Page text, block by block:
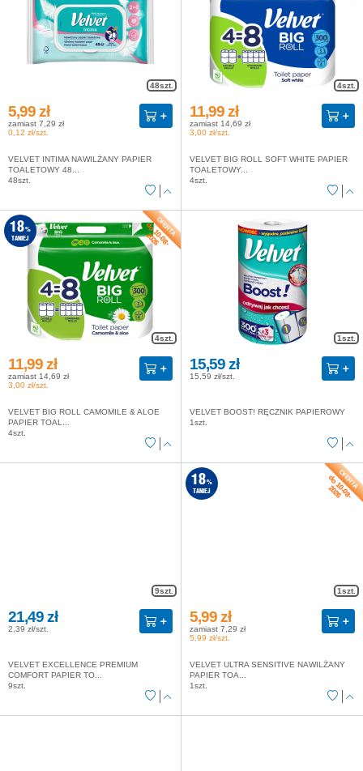
48szt.
5,99 zł
zamiast 7,29 zł
0,12 zł/szt.
VELVET INTIMA NAWILŻANY PAPIER
TOALETOWY 48...
48szt.
4szt.
11,99 zł
zamiast 14,69 zł
3,00 zł/szt.
VELVET BIG ROLL SOFT WHITE PAPIER
TOALETOWY...
4szt.
4szt.
do 10-08-
2026
18%
TANIEJ
11,99 zł
zamiast 14,69 zł
3,00 zł/szt.
VELVET BIG ROLL CAMOMILE & ALOE
PAPIER TOAL...
4szt.
1szt.
15,59 zł
15,59 zł/szt.
VELVET BOOST! RĘCZNIK PAPIEROWY
1szt.
9szt.
21,49 zł
2,39 zł/szt.
VELVET EXCELLENCE PREMIUM
COMFORT PAPIER TO...
9szt.
1szt.
do 10-08-
2026
18%
TANIEJ
5,99 zł
zamiast 7,29 zł
5,99 zł/szt.
VELVET ULTRA SENSITIVE NAWILŻANY
PAPIER TOA...
1szt.